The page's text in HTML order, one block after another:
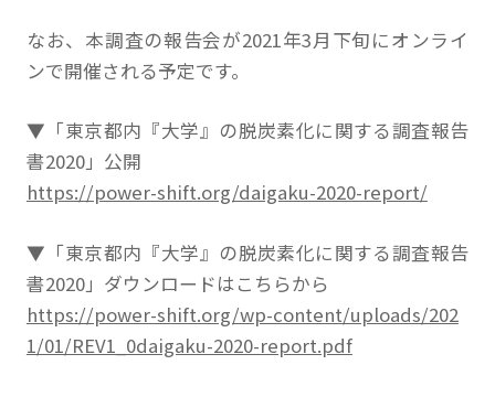
なお、本調査の報告会が2021年3月下旬にオンライ
ンで開催される予定です。
▼「東京都内『大学』の脱炭素化に関する調査報告
書2020」公開
https://power-shift.org/daigaku-2020-report/
▼「東京都内『大学』の脱炭素化に関する調査報告
書2020」ダウンロードはこちらから
https://power-shift.org/wp-content/uploads/202
1/01/REV1_0daigaku-2020-report.pdf